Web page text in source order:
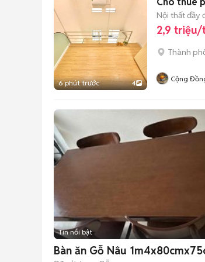
6 phút trước 4
Nội thất đầy
2,9 triệu/
Thành
Cộng
Tin nổi bật
Bàn ăn Gỗ Nâu